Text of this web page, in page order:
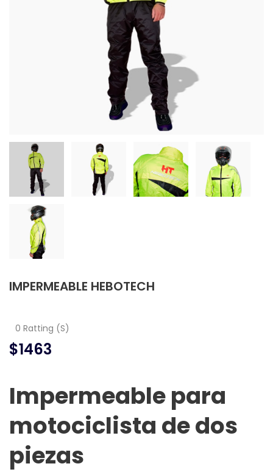
IMPERMEABLE HEBOTECH
0 Ratting (S)
$1463
Impermeable para
motociclista de dos
piezas